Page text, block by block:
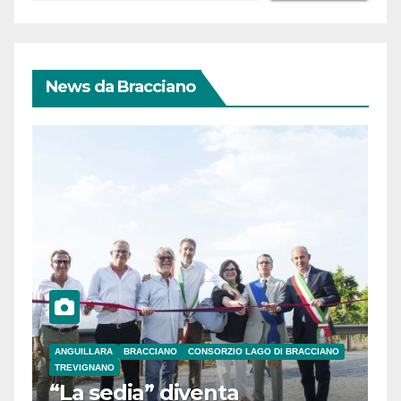
News da Bracciano
ANGUILLARA BRACCIANO
CONSORZIO LAGO DI BRACCIANO
TREVIGNANO
“La sedia” diventa